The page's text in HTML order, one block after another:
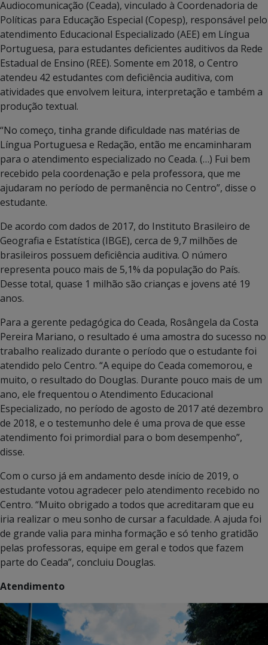
Audiocomunicação (Ceada), vinculado à Coordenadoria de
Políticas para Educação Especial (Copesp), responsável pelo
atendimento Educacional Especializado (AEE) em Língua
Portuguesa, para estudantes deficientes auditivos da Rede
Estadual de Ensino (REE). Somente em 2018, o Centro
atendeu 42 estudantes com deficiência auditiva, com
atividades que envolvem leitura, interpretação e também a
produção textual.
“No começo, tinha grande dificuldade nas matérias de
Língua Portuguesa e Redação, então me encaminharam
para o atendimento especializado no Ceada. (…) Fui bem
recebido pela coordenação e pela professora, que me
ajudaram no período de permanência no Centro”, disse o
estudante.
De acordo com dados de 2017, do Instituto Brasileiro de
Geografia e Estatística (IBGE), cerca de 9,7 milhões de
brasileiros possuem deficiência auditiva. O número
representa pouco mais de 5,1% da população do País.
Desse total, quase 1 milhão são crianças e jovens até 19
anos.
Para a gerente pedagógica do Ceada, Rosângela da Costa
Pereira Mariano, o resultado é uma amostra do sucesso no
trabalho realizado durante o período que o estudante foi
atendido pelo Centro. “A equipe do Ceada comemorou, e
muito, o resultado do Douglas. Durante pouco mais de um
ano, ele frequentou o Atendimento Educacional
Especializado, no período de agosto de 2017 até dezembro
de 2018, e o testemunho dele é uma prova de que esse
atendimento foi primordial para o bom desempenho”,
disse.
Com o curso já em andamento desde início de 2019, o
estudante votou agradecer pelo atendimento recebido no
Centro. “Muito obrigado a todos que acreditaram que eu
iria realizar o meu sonho de cursar a faculdade. A ajuda foi
de grande valia para minha formação e só tenho gratidão
pelas professoras, equipe em geral e todos que fazem
parte do Ceada”, concluiu Douglas.
Atendimento